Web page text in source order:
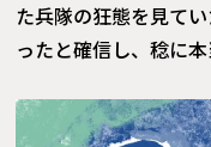
た兵隊の狂態を見て
ったと確信し、稔に